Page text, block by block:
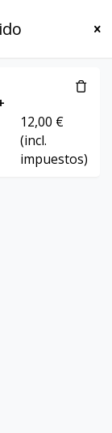
12,00 €
(incl.
impuestos)